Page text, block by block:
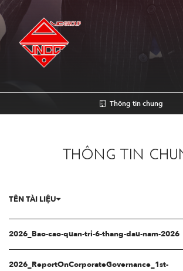
Thông tin chung
THÔNG TIN
TÊN TÀI LIỆU
2026_Bao-cao-quan-tri-6-thang-dau-nam-2026
2026_ReportOnCorporateGovernance_1st-